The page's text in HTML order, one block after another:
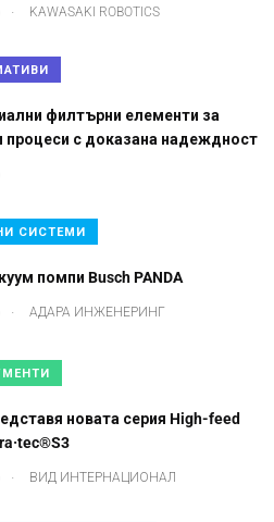
KAWASAKI ROBOTICS
филтърни елементи за
процеси с доказана надеждност
СИСТЕМИ
помпи Busch PANDA
АДАРА ИНЖЕНЕРИНГ
новата серия High-feed
ВИД ИНТЕРНАЦИОНАЛ